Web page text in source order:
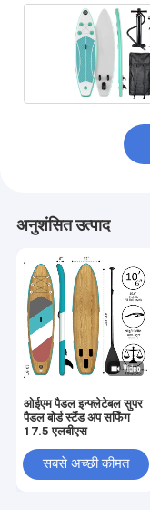
अनुशंसित उत्पाद
ओईएम पैडल इन्फ्लेटेबल सुपर
पैडल बोर्ड स्टैंड अप सर्फिंग
17.5 एलबीएस
सबसे अच्छी कीमत